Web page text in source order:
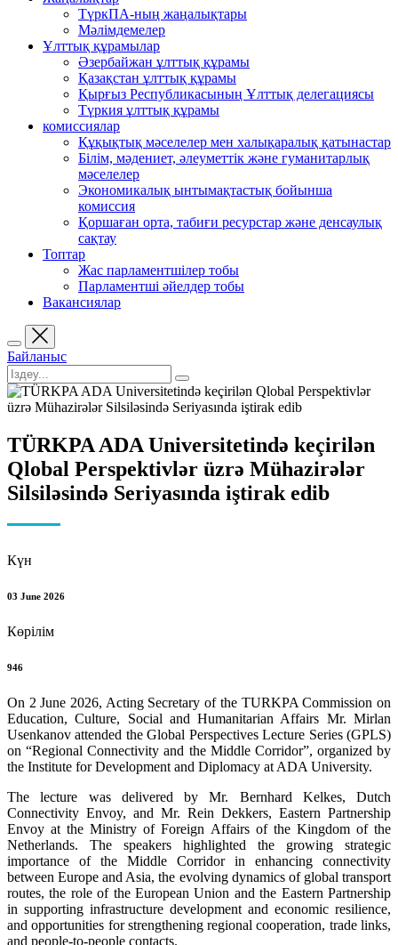
ТүркПА-ның жаңалықтары
Мәлімдемелер
Ұлттық құрамылар
Әзербайжан ұлттық құрамы
Қазақстан ұлттық құрамы
Қырғыз Республикасының Ұлттық делегациясы
Түркия ұлттық құрамы
комиссиялар
Құқықтық мәселелер мен халықаралық қатынастар
Білім, мәдениет, әлеуметтік және гуманитарлық
мәселелер
Экономикалық ынтымақтастық бойынша
комиссия
Қоршаған орта, табиғи ресурстар және денсаулық
сақтау
Топтар
Жас парламентшілер тобы
Парламентші әйелдер тобы
Вакансиялар
Байланыс
TÜRKPA ADA Universitetində keçirilən
Qlobal Perspektivlər üzrə Mühazirələr
Silsiləsində Seriyasında iştirak edib
Күн
03 June 2026
Көрілім
946
On 2 June 2026, Acting Secretary of the TURKPA Commission on
Education, Culture, Social and Humanitarian Affairs Mr. Mirlan
Usenkanov attended the Global Perspectives Lecture Series (GPLS)
on “Regional Connectivity and the Middle Corridor”, organized by
the Institute for Development and Diplomacy at ADA University.
The lecture was delivered by Mr. Bernhard Kelkes, Dutch
Connectivity Envoy, and Mr. Rein Dekkers, Eastern Partnership
Envoy at the Ministry of Foreign Affairs of the Kingdom of the
Netherlands. The speakers highlighted the growing strategic
importance of the Middle Corridor in enhancing connectivity
between Europe and Asia, the evolving dynamics of global transport
routes, the role of the European Union and the Eastern Partnership
in supporting infrastructure development and economic resilience,
and opportunities for strengthening regional cooperation, trade links,
and people-to-people contacts.